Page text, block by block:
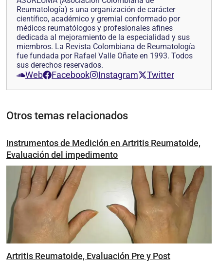
Reumatología) s una organización de carácter
científico, académico y gremial conformado por
médicos reumatólogos y profesionales afines
dedicada al mejoramiento de la especialidad y sus
miembros. La Revista Colombiana de Reumatología
fue fundada por Rafael Valle Oñate en 1993. Todos
sus derechos reservados.
Web Facebook Instagram Twitter
Otros temas relacionados
Instrumentos de Medición en Artritis Reumatoide,
Evaluación del impedimento
Artritis Reumatoide, Evaluación Pre y Post